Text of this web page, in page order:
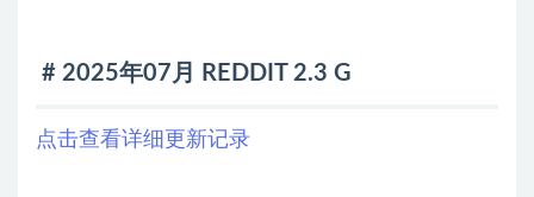
# 2025年07月 REDDIT 2.3 G
点击查看详细更新记录